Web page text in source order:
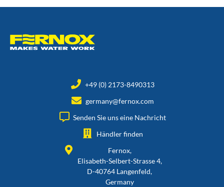
+49 (0) 2173-8490313
germany@fernox.com
Senden Sie uns eine Nachricht
Händler finden
Fernox,
Elisabeth-Selbert-Strasse 4,
D-40764 Langenfeld,
Germany